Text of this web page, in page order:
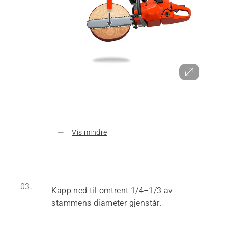
Vis mindre
03.
Kapp ned til omtrent 1/4–1/3 av
stammens diameter gjenstår.